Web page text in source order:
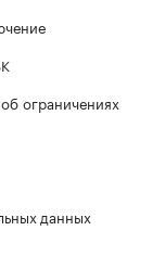
ограничениях
данных